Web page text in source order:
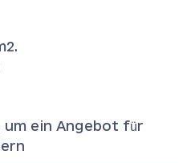
um ein Angebot für